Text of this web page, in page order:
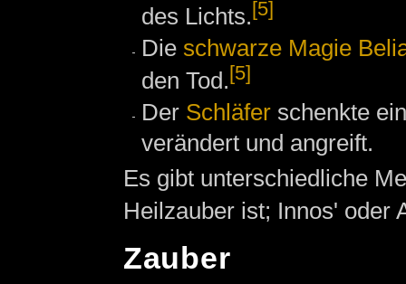
des Lichts.[5]
Die schwarze Magie
den Tod.[5]
Der Schläfer schenkte
verändert und angreift.
Es gibt unterschiedliche
Heilzauber ist; Innos' oder
Zauber